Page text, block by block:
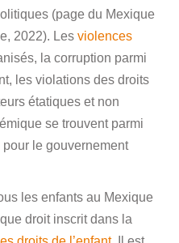
(page du Mexique
2022). Les violences
la corruption parmi
les violations des droits
étatiques et non
se trouvent parmi
le gouvernement
les enfants au Mexique
droit inscrit dans la